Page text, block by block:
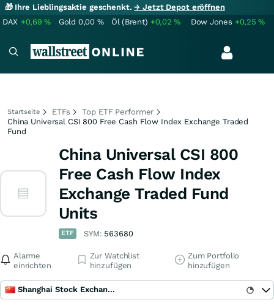
🎁 Ihre Lieblingsaktie geschenkt.→ Jetzt Depot eröffnen
DAX +0,69% Gold 0,00 % Öl (Brent) +0,02% Dow Jones +0,25%
Startseite ETFs
Top ETF Performer
China Universal CSI 800 Free Cash Flow Index Exchange Traded
Fund
China Universal CSI 800
Free Cash Flow Index
Exchange Traded Fund
Units
ETF SYM: 563680
Alarme
einrichten
Zur Watchlist
hinzufügen
Zum Portfolio
hinzufügen
Shanghai Stock Exchange